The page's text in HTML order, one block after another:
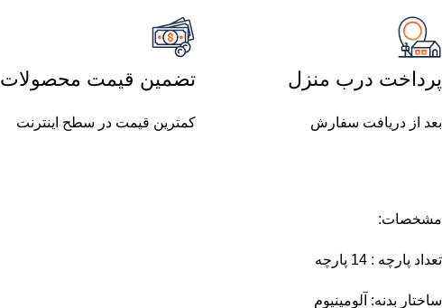
پرداخت درب منزل
بعد از دریافت سفارش
تضمین قیمت محصولات
کمترین قیمت در سطح اینترنت
مشخصات:
تعداد پارچه : 14 پارچه
ساختار بدنه: آلومینیوم